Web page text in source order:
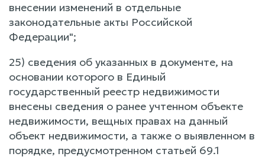
внесении изменений в отдельные
законодательные акты Российской
Федерации";
25) сведения об указанных в документе, на
основании которого в Единый
государственный реестр недвижимости
внесены сведения о ранее учтенном объекте
недвижимости, вещных правах на данный
объект недвижимости, а также о выявленном в
порядке, предусмотренном статьей 69.1